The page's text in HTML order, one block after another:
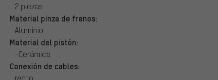
2 piezas
Material pinza de frenos:
Aluminio
Material del pistón:
-Cerámica
Conexión de cables:
recto